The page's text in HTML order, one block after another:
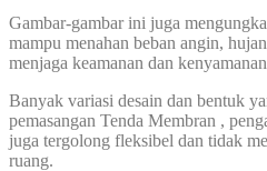
Gambar-gambar ini juga
mampu menahan beban angin,
menjaga keamanan dan
Banyak variasi desain dan bentuk
pemasangan Tenda Membran ,
juga tergolong fleksibel dan tidak
ruang.